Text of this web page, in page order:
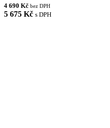
4 690 Kč bez DPH
5 675 Kč s DPH